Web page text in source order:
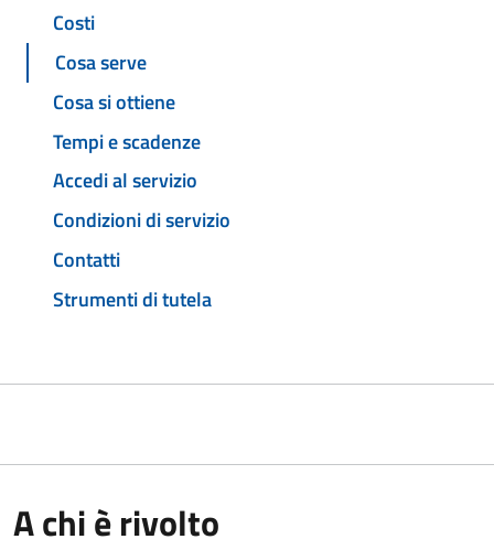
Costi
Cosa serve
Cosa si ottiene
Tempi e scadenze
Accedi al servizio
Condizioni di servizio
Contatti
Strumenti di tutela
A chi è rivolto